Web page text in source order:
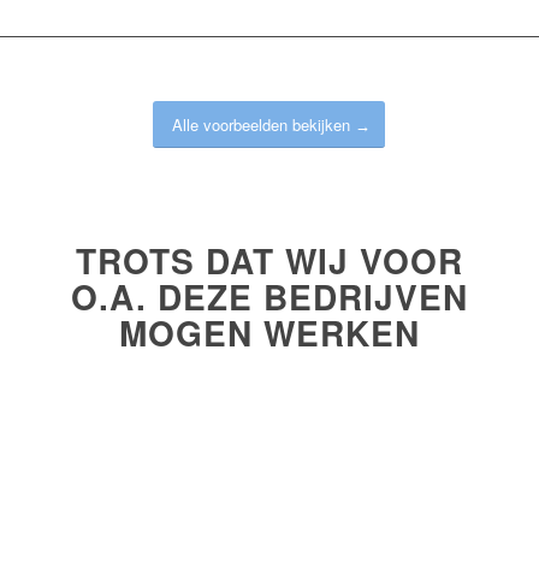
Alle voorbeelden bekijken
TROTS DAT WIJ VOOR
O.A. DEZE BEDRIJVEN
MOGEN WERKEN